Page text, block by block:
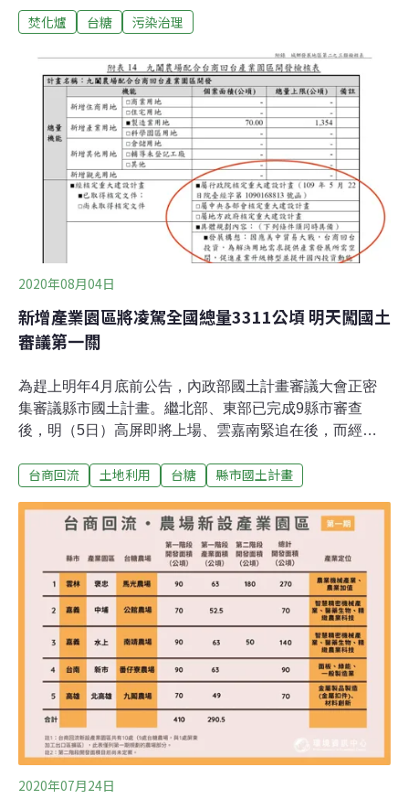
理不當造成空氣汙染；有害的飛灰穩定物未妥善覆蓋，造
加。要求台糖拿出誠意，改善地方環保及生活品質。高雄
市政府環保局代理局長張瑞琿表示，焚化爐由台糖管理，
有關抗議需請台糖出面跟里長協調，民眾反映飛灰固化物
囤積在焚化爐一事，岡山焚化廠已委託給相關業者處理；
清運價格調漲問題，環保局已與台糖公司研商。台糖環保
事業營運中心則表示，焚化爐一切照規定操作，且有確實
妥善覆蓋飛灰固化物，岡山里長聯誼會指控不實。
焚化爐 台糖 污染治理
2020年08月04日
新增產業園區將凌駕全國總量3311公頃 明天闖國土
審議第一關
為趕上明年4月底前公告，內政部國土計畫審議大會正密
集審議縣市國土計畫。繼北部、東部已完成9縣市審查
後，明（5日）高屏即將上場、雲嘉南緊追在後，而經濟
第一道審查關卡。全部十個產業園區在5月正式經行政院
發展地區，且不計入全國國土計畫定下的2036年產業用地
僅「新增」3311公頃總量限制[1]。首批上場審查的有高雄
九鬮農場與屏東加工出口區二期，將在5日的大會進行最
後確認。
台商回流 土地利用 台糖 縣市國土計畫
2020年07月24日